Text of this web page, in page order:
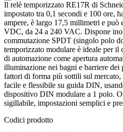
Il relè temporizzato RE17R di
impostato tra 0,1 secondi e 100 ore,
ampere, è largo 17,5 millimetri e può
VDC, da 24 a 240 VAC. Dispone
commutazione SPDT (singolo polo
temporizzato modulare è ideale per il
di automazione come apertura
illuminazione nei bagni e barriere dei
fattori di forma più sottili sul mercato,
facile e flessibile su guida DIN,
dispositivo DIN modulare a 1 polo.
sigillabile, impostazioni semplici e
Codici prodotto